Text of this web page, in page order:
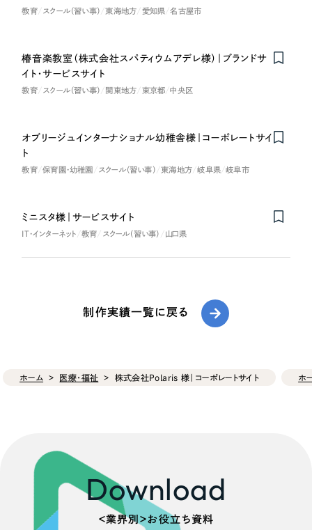
教育 スクール（習い事） 東海地方 愛知県 名古屋市
椿音楽教室（株式会社スパティウムアデレ様）｜ブランドサ
イト・サービスサイト
教育 スクール（習い事） 関東地方 東京都 中央区
オブリージュインターナショナル幼稚舎様｜コーポレートサイ
ト
教育 保育園・幼稚園 スクール（習い事） 東海地方 岐阜県 岐阜市
ミニスタ様｜サービスサイト
IT・インターネット 教育 スクール（習い事） 山口県
制作実績一覧に戻る
ホーム 医療・福祉 株式会社Polaris 様｜コーポレートサイト ホ
Download
＜業界別＞お役立ち資料